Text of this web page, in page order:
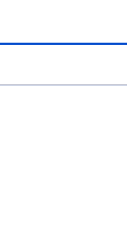
content